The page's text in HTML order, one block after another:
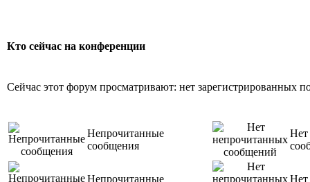
Кто сейчас на конференции
Сейчас этот форум просматривают: нет зарегистрированных
Непрочитанные
сообщения
Нет
Непрочитанные
Нет